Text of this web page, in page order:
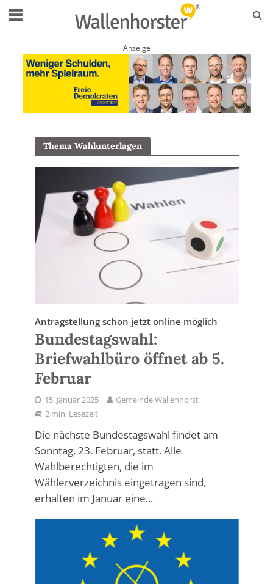
Anzeige
Thema Wahlunterlagen
Antragstellung schon jetzt online möglich
Bundestagswahl:
Briefwahlbüro öffnet ab 5.
Februar
15. Januar 2025
Gemeinde Wallenhorst
2 min. Lesezeit
Die nächste Bundestagswahl findet am
Sonntag, 23. Februar, statt. Alle
Wahlberechtigten, die im
Wählerverzeichnis eingetragen sind,
erhalten im Januar eine...